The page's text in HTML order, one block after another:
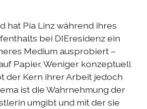
Die 2019
2019
Die 2018
2018
2018
hat Pia Linz während ihres
bei DIEresidenz ein
Medium ausprobiert –
Papier. Weniger konzeptuell
der Kern ihrer Arbeit jedoch
ist die Wahrnehmung der
umgibt und mit der sie